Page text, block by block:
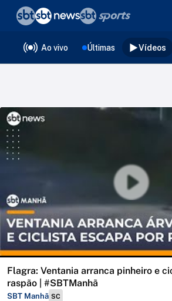
Ao vivo Últimas Vídeos
Flagra: Ventania arranca pinheiro e
raspão | #SBTManhã
SBT Manhã SC
❮voltar
Editorias